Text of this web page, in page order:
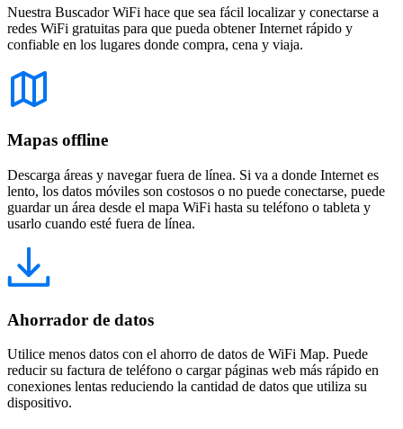
Nuestra Buscador WiFi hace que sea fácil localizar y conectarse a
redes WiFi gratuitas para que pueda obtener Internet rápido y
confiable en los lugares donde compra, cena y viaja.
Mapas offline
Descarga áreas y navegar fuera de línea. Si va a donde Internet es
lento, los datos móviles son costosos o no puede conectarse, puede
guardar un área desde el mapa WiFi hasta su teléfono o tableta y
usarlo cuando esté fuera de línea.
Ahorrador de datos
Utilice menos datos con el ahorro de datos de WiFi Map. Puede
reducir su factura de teléfono o cargar páginas web más rápido en
conexiones lentas reduciendo la cantidad de datos que utiliza su
dispositivo.